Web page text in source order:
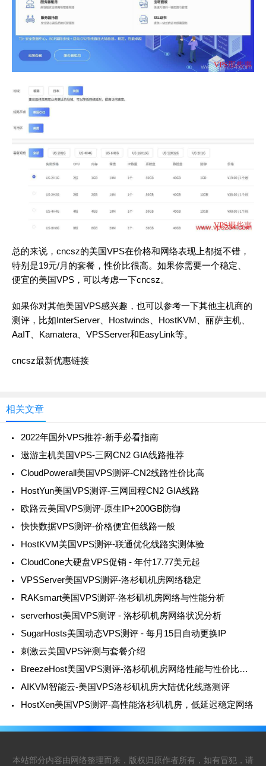
总的来说，cncsz的美国VPS在价格和网络表现上都挺不错，
特别是19元/月的套餐，性价比很高。如果你需要一个稳定、
便宜的美国VPS，可以考虑一下cncsz。
如果你对其他美国VPS感兴趣，也可以参考一下其他主机商的
测评，比如InterServer、Hostwinds、HostKVM、丽萨主机、
AaIT、Kamatera、VPSServer和EasyLink等。
cncsz最新优惠链接
相关文章
2022年国外VPS推荐-新手必看指南
遨游主机美国VPS-三网CN2 GIA线路推荐
CloudPowerall美国VPS测评-CN2线路性价比高
HostYun美国VPS测评-三网回程CN2 GIA线路
欧路云美国VPS测评-原生IP+200GB防御
快快数据VPS测评-价格便宜但线路一般
HostKVM美国VPS测评-联通优化线路实测体验
CloudCone大硬盘VPS促销 - 年付17.77美元起
VPSServer美国VPS测评-洛杉矶机房网络稳定
RAKsmart美国VPS测评-洛杉矶机房网络与性能分析
serverhost美国VPS测评 - 洛杉矶机房网络状况分析
SugarHosts美国动态VPS测评 - 每月15日自动更换IP
刺激云美国VPS评测与套餐介绍
BreezeHost美国VPS测评-洛杉矶机房网络性能与性价比分析
AIKVM智能云-美国VPS洛杉矶机房大陆优化线路测评
HostXen美国VPS测评-高性能洛杉矶机房，低延迟稳定网络
本站部分内容由网络整理而来，版权归原作者所有，如有冒犯，请